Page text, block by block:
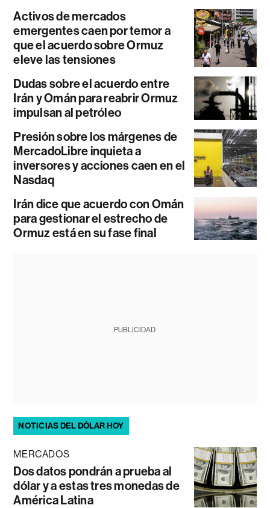
Activos de mercados
emergentes caen por temor a
que el acuerdo sobre Ormuz
eleve las tensiones
Dudas sobre el acuerdo entre
Irán y Omán para reabrir Ormuz
impulsan al petróleo
Presión sobre los márgenes de
MercadoLibre inquieta a
inversores y acciones caen en el
Nasdaq
Irán dice que acuerdo con Omán
para gestionar el estrecho de
Ormuz está en su fase final
PUBLICIDAD
NOTICIAS DEL DÓLAR HOY
MERCADOS
Dos datos pondrán a prueba al
dólar y a estas tres monedas de
América Latina